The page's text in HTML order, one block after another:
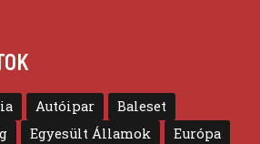
Autóipar
Baleset
Egyesült Államok
Európa